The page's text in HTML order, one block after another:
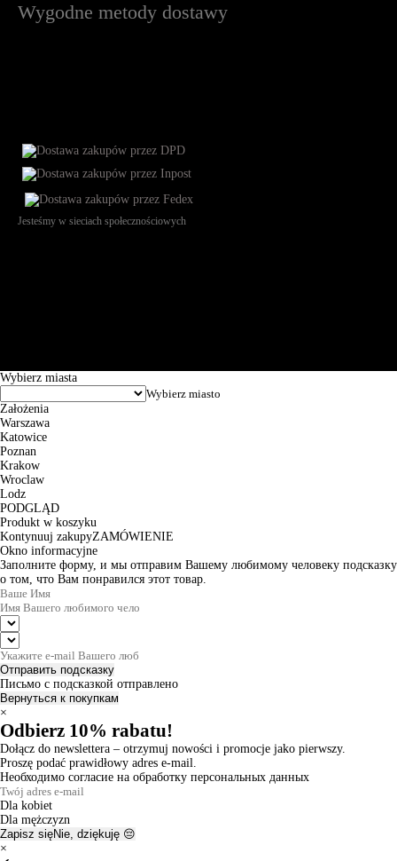
Wygodne metody dostawy
Jesteśmy w sieciach społecznościowych
Wybierz miasta
Założenia
Warszawa
Katowice
Poznan
Krakow
Wroclaw
Lodz
PODGLĄD
Produkt w koszyku
Kontynuuj zakupyZAMÓWIENIE
Okno informacyjne
Заполните форму, и мы отправим Вашему любимому человеку подсказку
о том, что Вам понравился этот товар.
Отправить подсказку
Письмо с подсказкой отправлено
Вернуться к покупкам
×
Odbierz 10% rabatu!
Dołącz do newslettera – otrzymuj nowości i promocje jako pierwszy.
Proszę podać prawidłowy adres e-mail.
Необходимо согласие на обработку персональных данных
Dla kobiet
Dla mężczyzn
Zapisz sięNie, dziękuję 😔
×